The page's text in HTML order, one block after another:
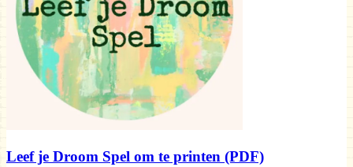
Leef je Droom Spel om te printen (PDF)